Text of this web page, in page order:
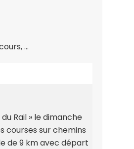
...
Rail » le dimanche
courses sur chemins
de 9 km avec départ